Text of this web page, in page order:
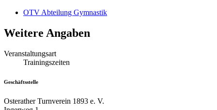
OTV Abteilung Gymnastik
Weitere Angaben
Veranstaltungsart
Trainingszeiten
Geschäftsstelle
Osterather Turnverein 1893 e. V.